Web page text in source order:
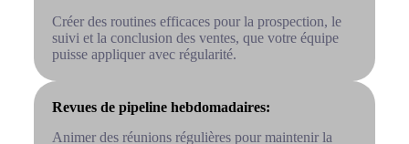
Créer des routines efficaces pour la prospection, le
suivi et la conclusion des ventes, que votre équipe
puisse appliquer avec régularité.
Revues de pipeline hebdomadaires:
Animer des réunions régulières pour maintenir la